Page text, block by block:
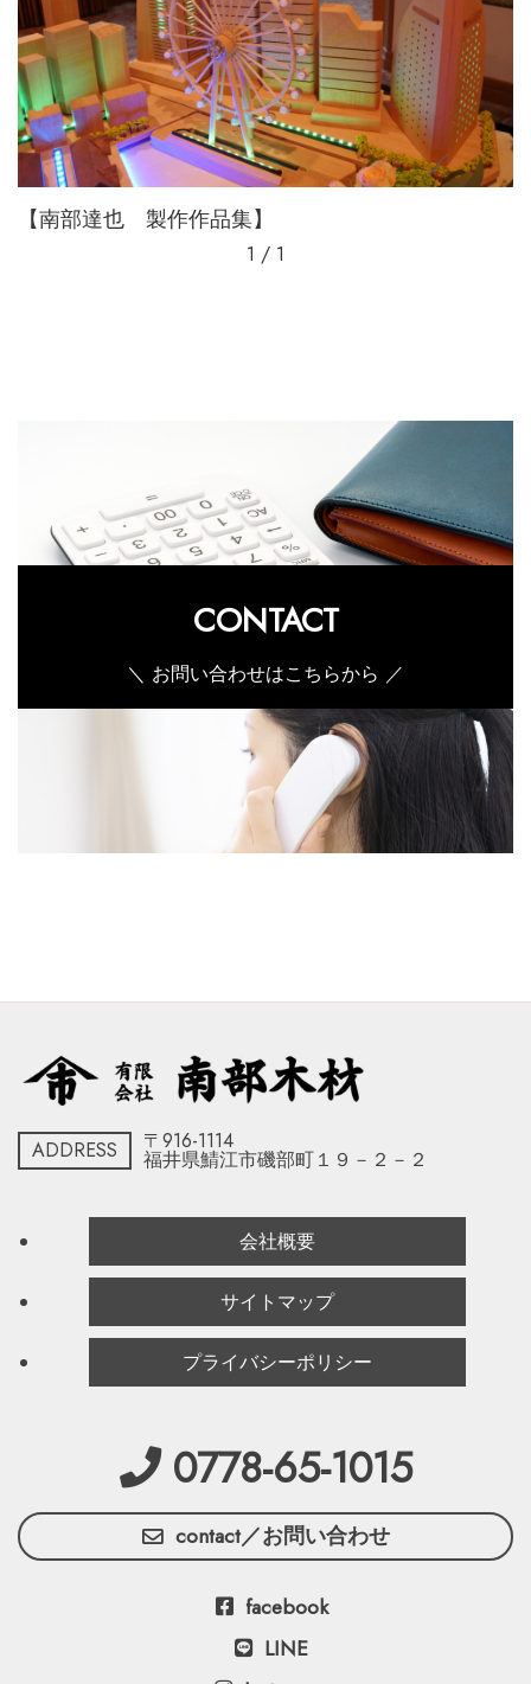
【南部達也 製作作品集】
1 / 1
CONTACT
＼ お問い合わせはこちらから ／
ADDRESS 〒916-1114
福井県鯖江市磯部町１９－２－２
会社概要
サイトマップ
プライバシーポリシー
0778-65-1015
contact／お問い合わせ
facebook
LINE